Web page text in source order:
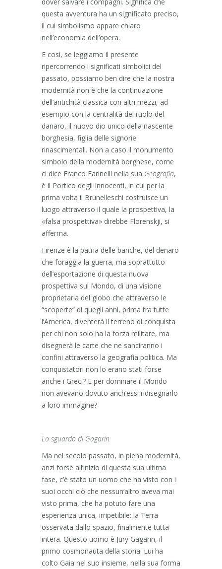
questa avventura ha un significato preciso,
il cui simbolismo appare chiaro
nell’economia dell’opera.
E così, se leggiamo il presente
ripercorrendo i significati simbolici del
passato, possiamo ben dire che la nostra
modernità non è che la continuazione
dell’antichità classica con altri mezzi, ad
esempio con la centralità del ruolo del
danaro, il nuovo dio unico della nascente
borghesia, figlia delle signorie
rinascimentali. Non a caso il monumento
simbolo della modernità borghese, come
ci dice Franco Farinelli nella sua Geografia,
è il Portico degli Innocenti, in cui per la
prima volta il Brunelleschi costruisce un
luogo attraverso il quale la prospettiva, la
«falsa prospettiva» direbbe Florenskji, si
afferma.
Firenze è la patria delle banche, del denaro
che foraggia la guerra, ma soprattutto
dell’esportazione di questa nuova
prospettiva sul Mondo, di una visione
proprietaria del globo che attraverso le
“scoperte” di quegli anni, prima tra tutte
l’America, diventerà il terreno di conquista
per chi non solo ha la forza militare, ma
disegnerà le carte che ne sanciranno i
confini attraverso la geografia politica. Ma
conquistatori non lo erano stati forse
anche i Greci? E per dominare il Mondo
non avevano dovuto anch’essi ridisegnarlo
a loro immagine?
Lo sguardo di Gagarin
Ma nel secolo passato, in piena modernità,
anzi forse all’inizio di questa sua ultima
fase, c’è stato un uomo che ha visto con i
suoi occhi ciò che nessun’altro aveva mai
visto prima, che ha potuto fare una
esperienza unica, irripetibile: la Terra
osservata dallo spazio, finalmente tutta
intera. Questo uomo è Jury Gagarin, il
primo cosmonauta della storia. Lui ha
colto Gaia nel suo insieme, nella sua forma